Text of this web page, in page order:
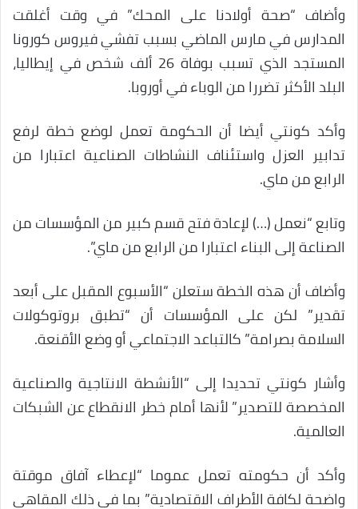
وأضاف “صحة أولادنا على المحك” في وقت أغلقت
المدارس في مارس الماضي بسبب تفشي فيروس كورونا
المستجد الذي تسبب بوفاة 26 ألف شخص في إيطاليا،
البلد الأكثر تضررا من الوباء في أوروبا.
وأكد كونتي أيضا أن الحكومة تعمل لوضع خطة لرفع
تدابير العزل واستئناف النشاطات الصناعية اعتبارا من
الرابع من ماي.
وتابع “نعمل (…) لإعادة فتح قسم كبير من المؤسسات من
الصناعة إلى البناء اعتبارا من الرابع من ماي”.
وأضاف أن هذه الخطة ستعلن “الأسبوع المقبل على أبعد
تقدير” لكن على المؤسسات أن “تطبق بروتوكولات
السلامة بصرامة” كالتباعد الاجتماعي أو وضع الأقنعة.
وأشار كونتي تحديدا إلى “الأنشطة الانتاجية والصناعية
المخصصة للتصدير” لأنها أمام خطر الانقطاع عن الشبكات
العالمية.
وأكد أن حكومته تعمل عموما “لإعطاء آفاق موقتة
واضحة لكافة الأطراف الاقتصادية” بما في ذلك المقاهي